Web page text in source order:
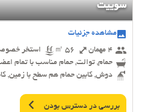
سوییت
مشاهده جزئیات
4 مهمان
56 ㎡ استخر
حمام, توالت, حمام مناسب با تمام
دوش, کابین حمام هم سطح با زمین,
بررسی در دسترس بودن